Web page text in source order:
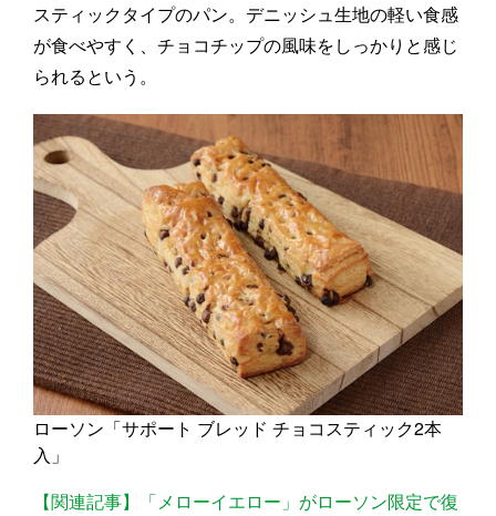
スティックタイプのパン。デニッシュ生地の軽い食感
が食べやすく、チョコチップの風味をしっかりと感じ
られるという。
ローソン「サポート ブレッド チョコスティック2本
入」
【関連記事】「メローイエロー」がローソン限定で復